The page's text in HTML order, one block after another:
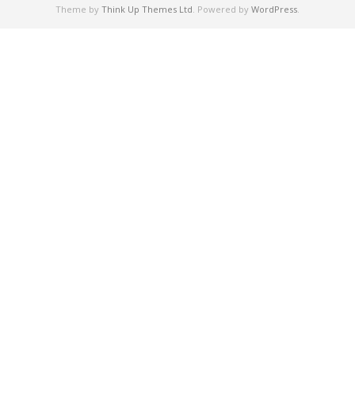
Theme by Think Up Themes Ltd. Powered by WordPress.